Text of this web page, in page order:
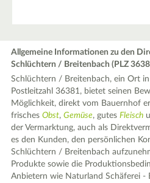
Allgemeine Informationen zu den
Schlüchtern / Breitenbach (PLZ
Schlüchtern / Breitenbach, ein Ort
Postleitzahl 36381, bietet seinen
Möglichkeit, direkt vom Bauernhof
frischesObst,Gemüse, gutesFleisch
der Vermarktung, auch als
es den Kunden, den persönlichen
Schlüchtern / Breitenbach
Produkte sowie die
Anbietern wie Naturland Schäferei -